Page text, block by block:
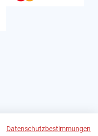
Datenschutzbestimmungen